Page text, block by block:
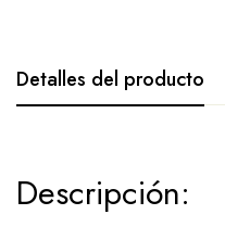
Detalles del producto
Descripción: